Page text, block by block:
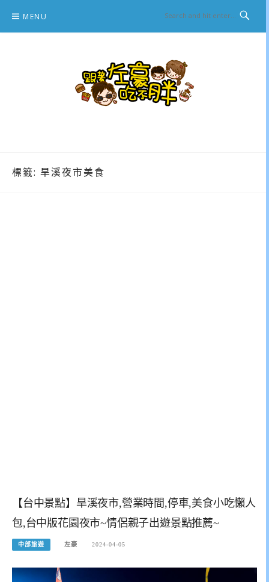
content
MENU
標籤: 旱溪夜市美食
【台中景點】旱溪夜市,營業時間,停車,美食小吃懶人
包,台中版花園夜市~情侶親子出遊景點推薦~
中部旅遊 左豪 2024-04-05